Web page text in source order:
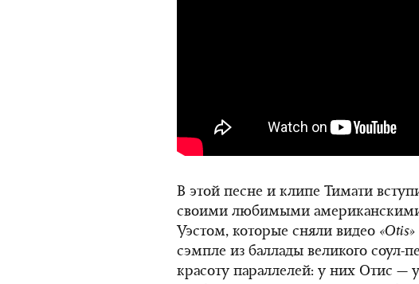
В этой песне и клипе Тимати
своими любимыми
Уэстом, которые сняли видео «Otis»
сэмпле из баллады великого соул-
красоту параллелей: у них Отис —